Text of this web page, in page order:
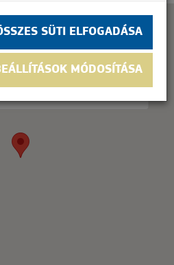
OK
SÜTI ELFOGADÁSA
MÓDOSÍTÁSA